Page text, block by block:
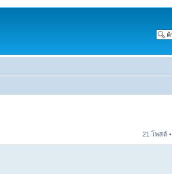
21 โพสต์ •